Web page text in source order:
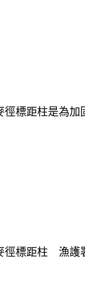
徑標距柱是為
徑標距柱 漁